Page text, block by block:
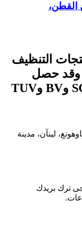
التنظيف
منذ عام 2003. وقد حصل
مصنعنا على اعتمادات من SGS وBV وTUV
لينآن، مدينة
ترك بريدك